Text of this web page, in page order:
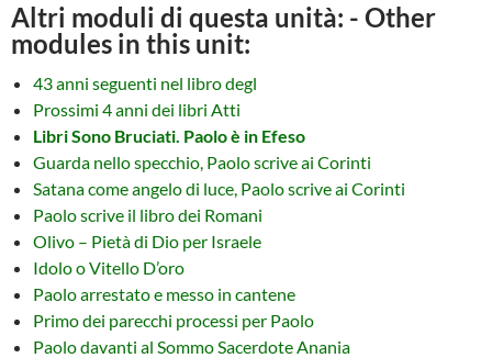
Altri moduli di questa unità: - Other
modules in this unit:
43 anni seguenti nel libro degl
Prossimi 4 anni dei libri Atti
Libri Sono Bruciati. Paolo è in Efeso
Guarda nello specchio, Paolo scrive ai Corinti
Satana come angelo di luce, Paolo scrive ai Corinti
Paolo scrive il libro dei Romani
Olivo – Pietà di Dio per Israele
Idolo o Vitello D’oro
Paolo arrestato e messo in cantene
Primo dei parecchi processi per Paolo
Paolo davanti al Sommo Sacerdote Anania